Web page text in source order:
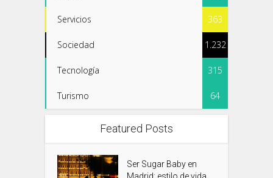
Servicios 363
Sociedad 1.232
Tecnología 315
Turismo 64
Featured Posts
Ser Sugar Baby en
Madrid: estilo de vida,